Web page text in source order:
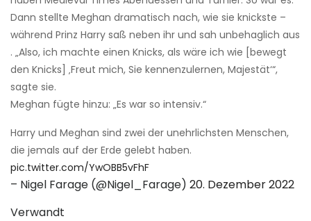
Dann stellte Meghan dramatisch nach, wie sie knickste –
während Prinz Harry saß neben ihr und sah unbehaglich aus
. „Also, ich machte einen Knicks, als wäre ich wie [bewegt
den Knicks] ‚Freut mich, Sie kennenzulernen, Majestät‘“,
sagte sie.
Meghan fügte hinzu: „Es war so intensiv.“
Harry und Meghan sind zwei der unehrlichsten Menschen,
die jemals auf der Erde gelebt haben.
pic.twitter.com/YwOBB5vFhF
– Nigel Farage (@Nigel_Farage) 20. Dezember 2022
Verwandt